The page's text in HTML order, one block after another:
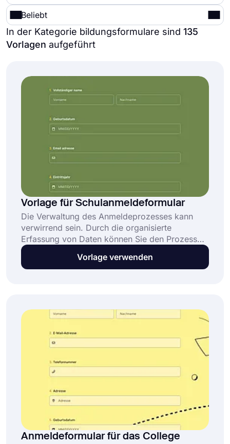
Beliebt
In der Kategorie bildungsformulare sind 135
Vorlagen aufgeführt
Vorlage für Schulanmeldeformular
Die Verwaltung des Anmeldeprozesses kann
verwirrend sein. Durch die organisierte
Erfassung von Daten können Sie den Prozess
besser steuern. Die Schulanmeldeformulare
helfen Ihnen bei folgenden Punkten:
Vorlage verwenden
Anmeldeformular für das College